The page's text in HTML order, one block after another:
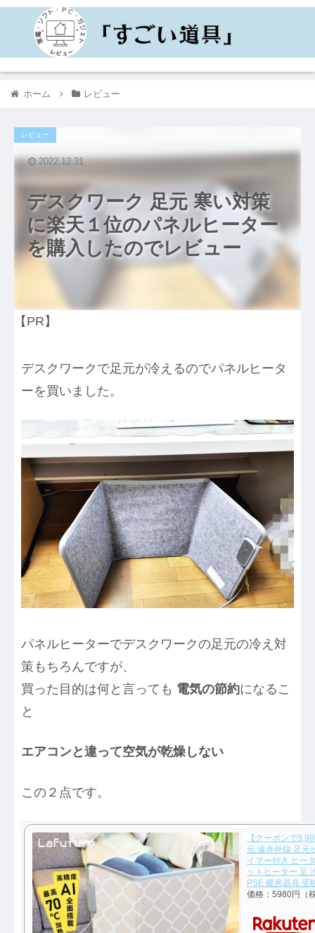
ホーム レビュー
デスクワーク 足元 寒い対策
に楽天１位のパネルヒーター
を購入したのでレビュー
レビュー
2022.12.31
【PR】
デスクワークで足元が冷えるのでパネルヒータ
ーを買いました。
パネルヒーターでデスクワークの足元の冷え対
策もちろんですが、
買った目的は何と言っても 電気の節約になるこ
と
エアコンと違って空気が乾燥しない
この２点です。
【クーポンで
元 遠赤外線 足元
イマー付き ヒー
ットヒーター 足
PSE 暖房器具 受
価格：5980円（